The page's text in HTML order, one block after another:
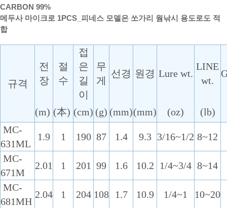
CARBON 99%
메두사 마이크로 1PCS_피네스 모델은 쏘가리 웜낚시 용도로도 적
합
규격
전
장
절
수
접
은
길
이
무
게
선경 원경 Lure wt.
LINE
wt.
(m) (本) (cm) (g) (mm)(mm) (oz)
(lb)
MC-
631ML
1.9 1 190 87 1.4 9.3 3/16~1/2 8~12
MC-
671M
2.01 1 201 99 1.6 10.2 1/4~3/4 8~14
MC-
681MH
2.04 1 204 108 1.7 10.9 1/4~1
10~20